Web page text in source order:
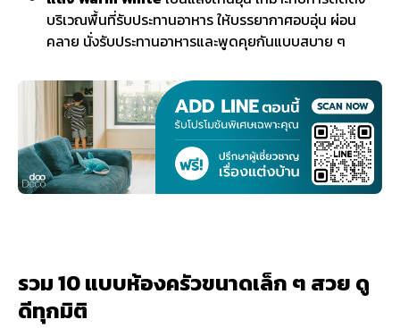
บริเวณพื้นที่รับประทานอาหาร ให้บรรยากาศอบอุ่น ผ่อน
คลาย นั่งรับประทานอาหารและพูดคุยกันแบบสบาย ๆ
รวม 10 แบบห้องครัวขนาดเล็ก ๆ สวย ดู
ดีทุกมิติ